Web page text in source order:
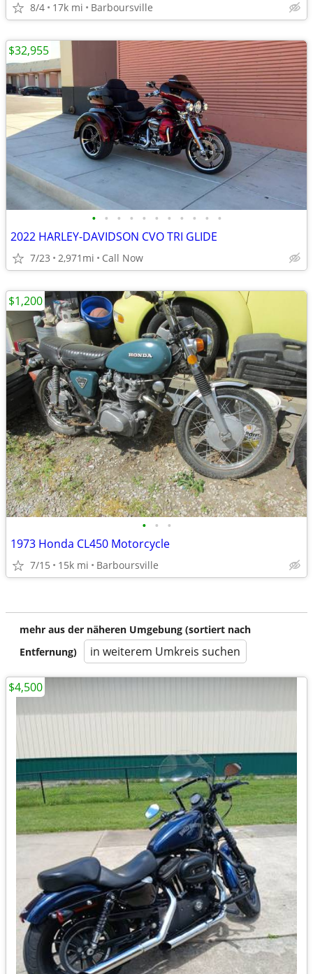
8/4 17k mi Barboursville
• • • • • • • • • • •
2022 HARLEY-DAVIDSON CVO TRI GLIDE
7/23 2,971mi Call Now
$32,955
• • •
1973 Honda CL450 Motorcycle
7/15 15k mi Barboursville
$1,200
mehr aus der näheren Umgebung (sortiert nach
Entfernung)
in weiterem Umkreis suchen
$4,500